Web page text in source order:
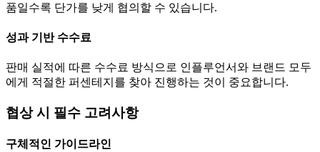
품일수록 단가를 낮게 협의할 수 있습니다.
성과 기반 수수료
판매 실적에 따른 수수료 방식으로 인플루언서와 브랜드 모두
에게 적절한 퍼센테지를 찾아 진행하는 것이 중요합니다.
협상 시 필수 고려사항
구체적인 가이드라인